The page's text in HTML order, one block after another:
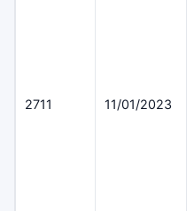
2711 11/01/2023